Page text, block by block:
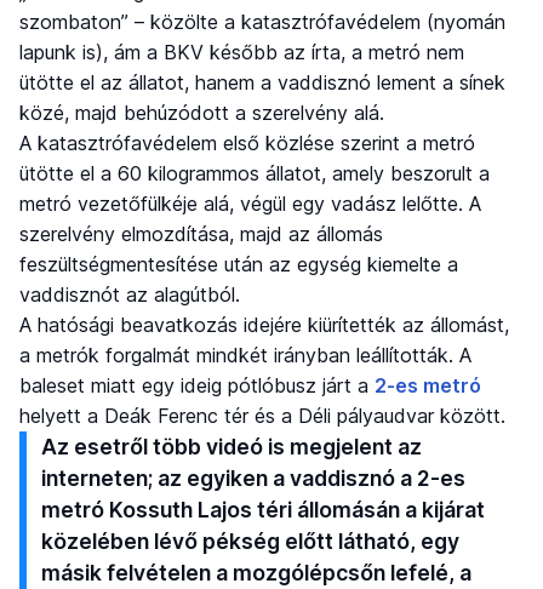
szombaton” – közölte a katasztrófavédelem (nyomán
lapunk is), ám a BKV később az írta, a metró nem
ütötte el az állatot, hanem a vaddisznó lement a sínek
közé, majd behúzódott a szerelvény alá.
A katasztrófavédelem első közlése szerint a metró
ütötte el a 60 kilogrammos állatot, amely beszorult a
metró vezetőfülkéje alá, végül egy vadász lelőtte. A
szerelvény elmozdítása, majd az állomás
feszültségmentesítése után az egység kiemelte a
vaddisznót az alagútból.
A hatósági beavatkozás idejére kiürítették az állomást,
a metrók forgalmát mindkét irányban leállították. A
baleset miatt egy ideig pótlóbusz járt a 2-es metró
helyett a Deák Ferenc tér és a Déli pályaudvar között.
Az esetről több videó is megjelent az
interneten; az egyiken a vaddisznó a 2-es
metró Kossuth Lajos téri állomásán a kijárat
közelében lévő pékség előtt látható, egy
másik felvételen a mozgólépcsőn lefelé, a